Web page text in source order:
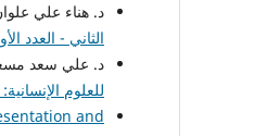
د. هناء علي
الثاني - العدد الأول
د. علي سعد
للعلوم الإنسانية:
and